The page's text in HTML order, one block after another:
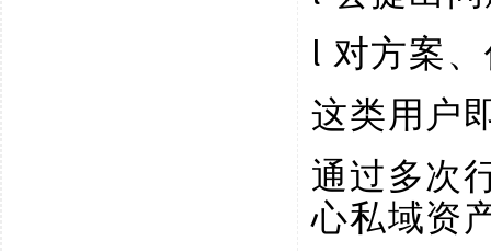
l 对方案
这类用户
通过多次
心私域资